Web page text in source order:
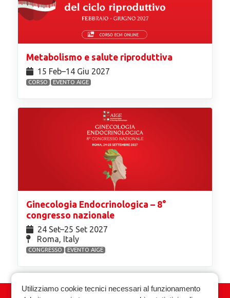
Metabolismo e salute riproduttiva
15 Feb⁠–14 Giu 2027
CORSO EVENTO AIGE
Ginecologia Endocrinologica – 8°
congresso nazionale
24 Set⁠–25 Set 2027
Roma, Italy
CONGRESSO EVENTO AIGE
Utilizziamo cookie tecnici necessari al funzionamento